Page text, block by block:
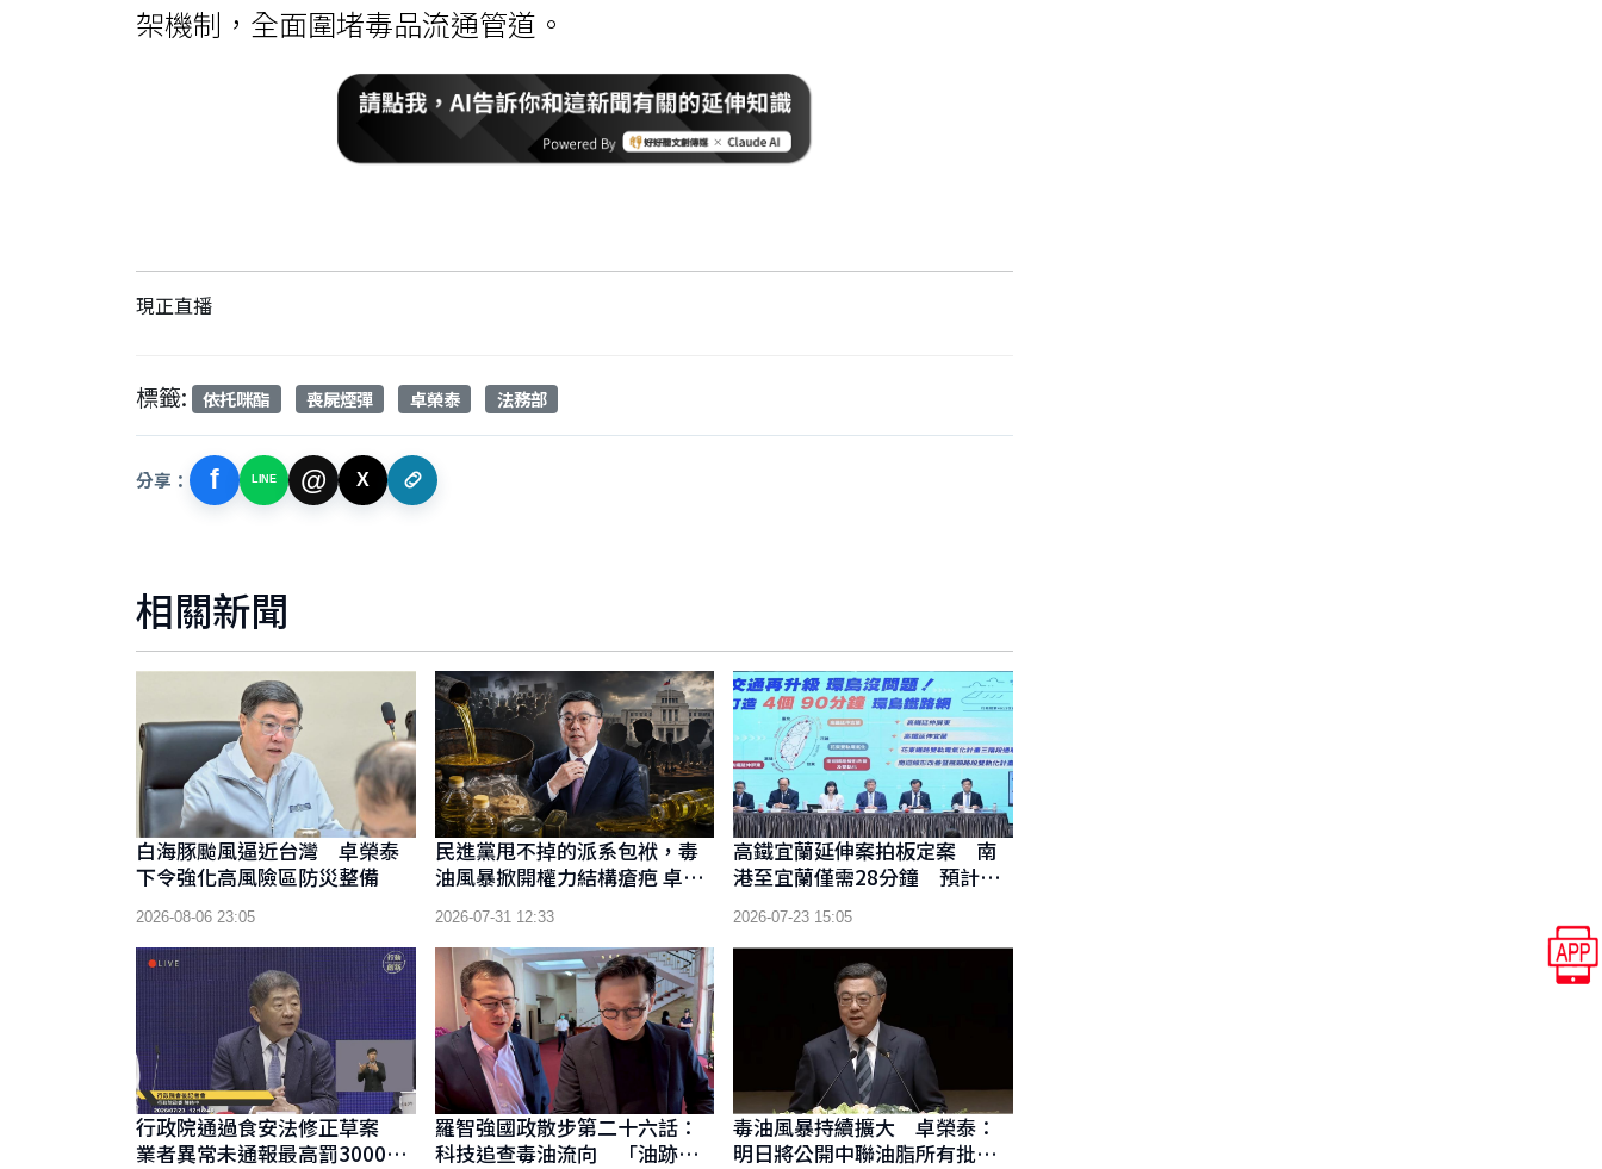
架機制，全面圍堵毒品流通管道。
現正直播
標籤: 依托咪酯 喪屍煙彈 卓榮泰 法務部
分享： f LINE @ X
相關新聞
白海豚颱風逼近台灣 卓榮泰
下令強化高風險區防災整備
2026-08-06 23:05
民進黨甩不掉的派系包袱，毒
油風暴掀開權力結構瘡疤 卓榮
2026-07-31 12:33
高鐵宜蘭延伸案拍板定案 南
港至宜蘭僅需28分鐘 預計核
2026-07-23 15:05
行政院通過食安法修正草案
業者異常未通報最高罰3000萬
羅智強國政散步第二十六話：
科技追查毒油流向 「油跡可
毒油風暴持續擴大 卓榮泰：
明日將公開中聯油脂所有批號